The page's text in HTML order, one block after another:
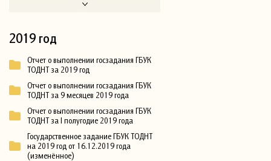
2019 год
Отчет о выполнении госзадания ГБУК
ТОДНТ за 2019 год
Отчет о выполнении госзадания ГБУК
ТОДНТ за 9 месяцев 2019 года
Отчет о выполнении госзадания ГБУК
ТОДНТ за I полугодие 2019 года
Государственное задание ГБУК ТОДНТ
на 2019 год от 16.12.2019 года
(изменённое)